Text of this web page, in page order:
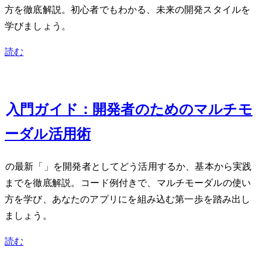
方を徹底解説。初心者でもわかる、未来の開発スタイルを
学びましょう。
読む
Google Gemini入門ガイド：開発者のためのマルチモ
ーダルAI活用術
Googleの最新AI「Gemini」を開発者としてどう活用するか、基本から実践
までを徹底解説。Pythonコード例付きで、マルチモーダルAPIの使い
方を学び、あなたのアプリにAIを組み込む第一歩を踏み出し
ましょう。
読む